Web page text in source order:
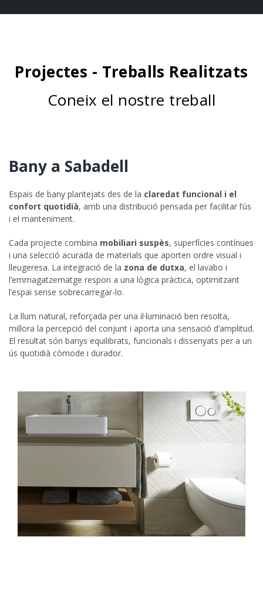
Projectes - Treballs Realitzats
Coneix el nostre treball
Bany a Sabadell
Espais de bany plantejats des de la claredat funcional i el
confort quotidià, amb una distribució pensada per facilitar l’ús
i el manteniment.
Cada projecte combina mobiliari suspès, superfícies contínues
i una selecció acurada de materials que aporten ordre visual i
lleugeresa. La integració de la zona de dutxa, el lavabo i
l’emmagatzematge respon a una lògica pràctica, optimitzant
l’espai sense sobrecarregar-lo.
La llum natural, reforçada per una il·luminació ben resolta,
millora la percepció del conjunt i aporta una sensació d’amplitud.
El resultat són banys equilibrats, funcionals i dissenyats per a un
ús quotidià còmode i durador.